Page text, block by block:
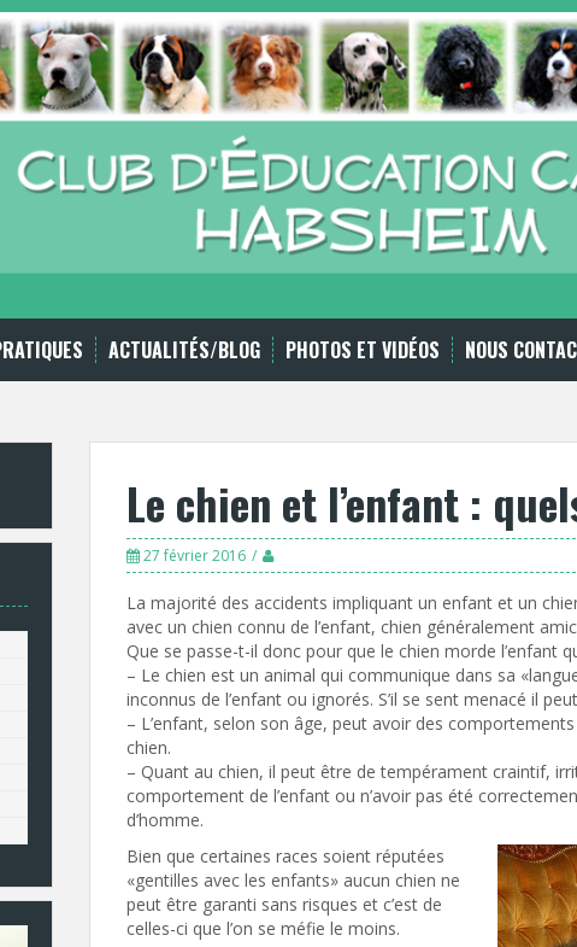
ACTUALITÉS/BLOG PHOTOS ET VIDÉOS NOUS
Le chien et l’enfant :
27 février 2016
La majorité des accidents impliquant un enfant et un
avec un chien connu de l’enfant, chien généralement
Que se passe-t-il donc pour que le chien morde l’enfant
– Le chien est un animal qui communique dans sa
inconnus de l’enfant ou ignorés. S’il se sent menacé il
– L’enfant, selon son âge, peut avoir des
chien.
– Quant au chien, il peut être de tempérament craintif,
comportement de l’enfant ou n’avoir pas été
d’homme.
Bien que certaines races soient réputées
«gentilles avec les enfants» aucun chien ne
peut être garanti sans risques et c’est de
celles-ci que l’on se méfie le moins.